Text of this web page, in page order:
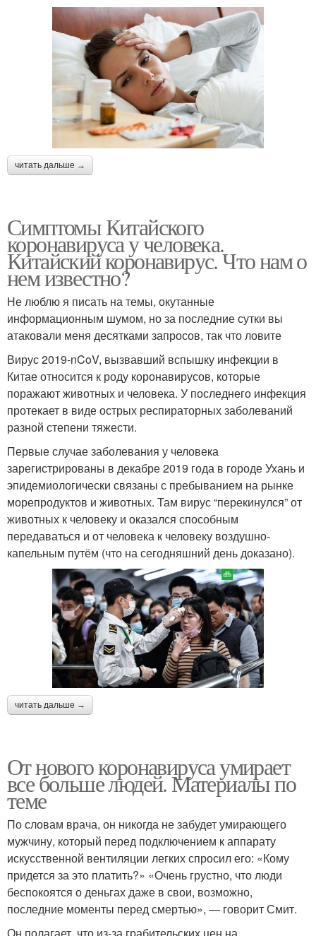
читать дальше →
Симптомы Китайского
коронавируса у человека.
Китайский коронавирус. Что нам о
нем известно?
Не люблю я писать на темы, окутанные
информационным шумом, но за последние сутки вы
атаковали меня десятками запросов, так что ловите
Вирус 2019-nCoV, вызвавший вспышку инфекции в
Китае относится к роду коронавирусов, которые
поражают животных и человека. У последнего инфекция
протекает в виде острых респираторных заболеваний
разной степени тяжести.
Первые случае заболевания у человека
зарегистрированы в декабре 2019 года в городе Ухань и
эпидемиологически связаны с пребыванием на рынке
морепродуктов и животных. Там вирус “перекинулся” от
животных к человеку и оказался способным
передаваться и от человека к человеку воздушно-
капельным путём (что на сегодняшний день доказано).
читать дальше →
От нового коронавируса умирает
все больше людей. Материалы по
теме
По словам врача, он никогда не забудет умирающего
мужчину, который перед подключением к аппарату
искусственной вентиляции легких спросил его: «Кому
придется за это платить?» «Очень грустно, что люди
беспокоятся о деньгах даже в свои, возможно,
последние моменты перед смертью», — говорит Смит.
Он полагает, что из-за грабительских цен на